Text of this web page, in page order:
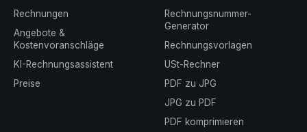
Rechnungen
Angebote &
Kostenvoranschläge
KI-Rechnungsassistent
Preise
Rechnungsnummer-
Generator
Rechnungsvorlagen
USt-Rechner
PDF zu JPG
JPG zu PDF
PDF komprimieren